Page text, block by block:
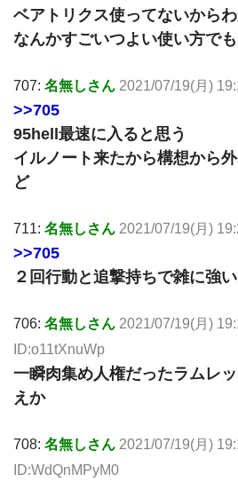
ベアトリクス使ってないから
なんかすごいつよい使い方で
707: 名無しさん 2021/07/19(月)
>>705
95hell最速に入ると思う
イルノート来たから構想から
ど
711: 名無しさん 2021/07/19(月)
>>705
２回行動と追撃持ちで雑に強い
706: 名無しさん 2021/07/19(月)
ID:o11tXnuWp
一瞬肉集め人権だったラムレ
えか
708: 名無しさん 2021/07/19(月)
ID:WdQnMPyM0